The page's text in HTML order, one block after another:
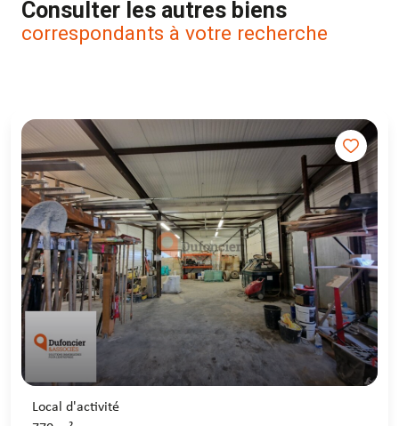
Consulter les autres biens
correspondants à votre recherche
Local d'activité